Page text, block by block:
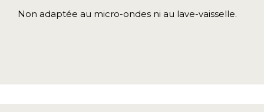
Non adaptée au micro-ondes ni au lave-vaisselle.